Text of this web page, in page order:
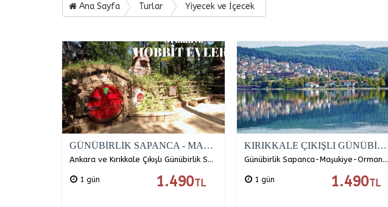
Ana Sayfa Turlar Yiyecek ve İçecek
GÜNÜBİRLİK SAPANCA - MAŞUKİYE- ORMANYA TURU
Ankara ve Kırıkkale Çıkışlı Günübirlik Sapanca-Maşukiye-Ormanya Turu Sapanca-Maşukiye-Ormanya'nın Gizli Güzelliklerini Hep Beraber Keşfetmeye Hazır Mısınız?
1 gün 1.490TL
KIRIKKALE ÇIKIŞLI GÜNÜBİRLİK SAPANCA - MAŞUKİYE- ORMANYA TURU
Günübirlik Sapanca-Maşukiye-Ormanya Turu Kırıkkale Çıkışlı Günübirlik Sapanca-Maşukiye-Ormanya Turu Sapanca-Maşukiye-Ormanya'nın Gizli Güzelliklerini Hep Beraber…
1 gün 1.490TL